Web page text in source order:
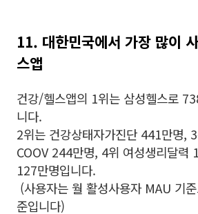
11. 대한민국에서 가장 많이
스앱
건강/헬스앱의 1위는 삼성헬스로
니다.
2위는 건강상태자가진단 441만명,
COOV 244만명, 4위 여성생리달력
127만명입니다.
(사용자는 월 활성사용자 MAU 기
준입니다)